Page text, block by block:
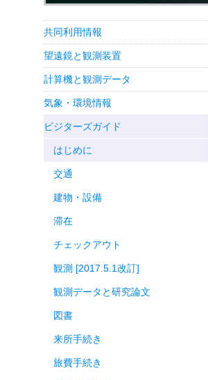
共同利用情報
望遠鏡と観測装置
計算機と観測データ
気象・環境情報
ビジターズガイド
はじめに
交通
建物・設備
滞在
チェックアウト
観測 [2017.5.1改訂]
観測データと研究論文
図書
来所手続き
旅費手続き